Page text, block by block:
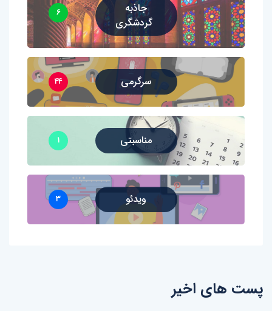
جاذبه
گردشگری
۶
سرگرمی ۴۴
مناسبتی ۱
ویدئو ۳
پست های اخیر